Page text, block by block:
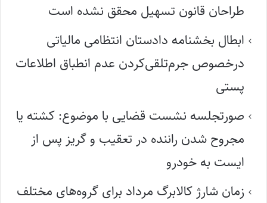
طراحان قانون تسهیل محقق نشده است
ابطال بخشنامه دادستان انتظامی مالیاتی
درخصوص جرم‌تلقی‌کردن عدم انطباق اطلاعات
پستی
صورتجلسه نشست قضایی با موضوع: کشته یا
مجروح شدن راننده در تعقیب و گریز پس از
ایست به خودرو
زمان شارژ کالابرگ مرداد برای گروه‌های مختلف